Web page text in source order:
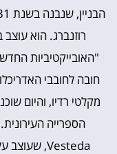
רוזנברג. הוא עוצב
"האובייקטיביות
חובה לחובבי
מקלטי רדיו, והיום
הספרייה
Vesteda, שעוצב